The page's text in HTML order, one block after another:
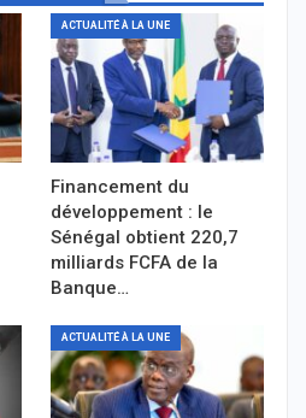
ACTUALITÉ À LA UNE
Financement du
développement : le
Sénégal obtient 220,7
milliards FCFA de la
Banque…
ACTUALITÉ À LA UNE